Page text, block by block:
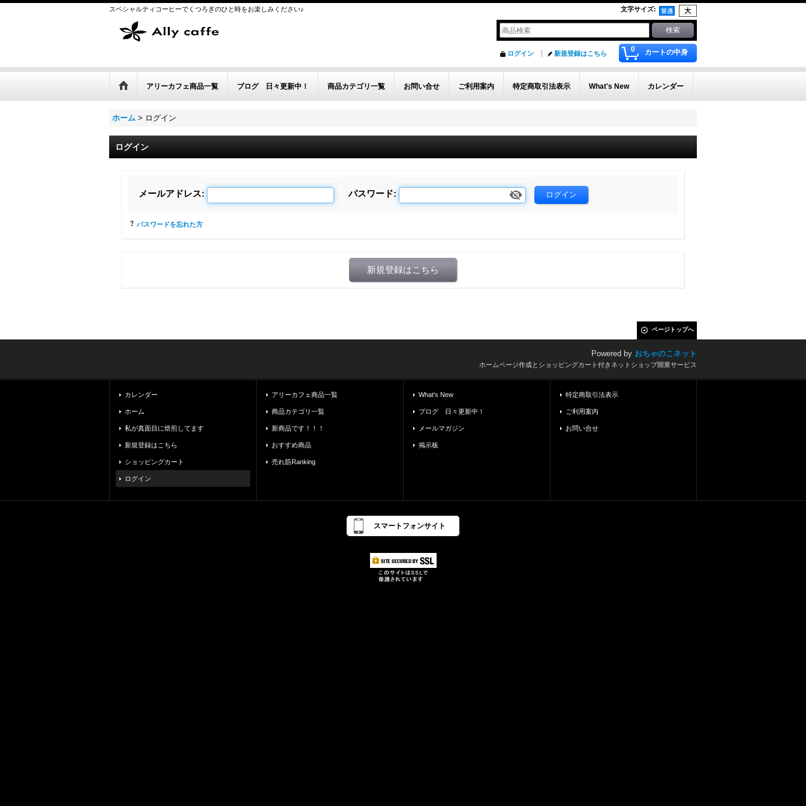
スペシャルティコーヒーでくつろぎのひと時をお楽しみください♪ 文字サイズ:
0 カートの中身
ログイン 新規登録はこちら
アリーカフェ商品一覧 ブログ 日々更新中！ 商品カテゴリ一覧 お問い合せ ご利用案内 特定商取引法表示 What's New カレンダー
ホーム > ログイン
ログイン
メールアドレス: パスワード:
パスワードを忘れた方
新規登録はこちら
ページトップへ
Powered by おちゃのこネット
ホームページ作成とショッピングカート付きネットショップ開業サービス
カレンダー
ホーム
私が真面目に焙煎してます
新規登録はこちら
ショッピングカート
ログイン
アリーカフェ商品一覧
商品カテゴリ一覧
新商品です！！！
おすすめ商品
売れ筋Ranking
What's New
ブログ 日々更新中！
メールマガジン
掲示板
特定商取引法表示
ご利用案内
お問い合せ
スマートフォンサイト